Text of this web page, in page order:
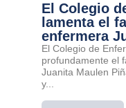
El Colegio
lamenta el
enfermera
El Colegio de
profundamente el
Juanita Maulen
y...